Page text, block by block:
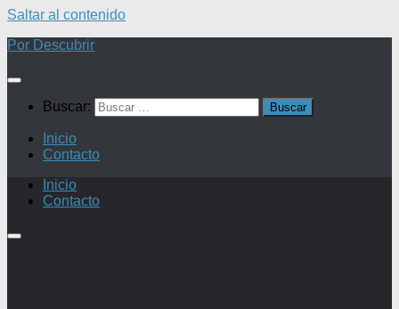
Saltar al contenido
Por Descubrir
Buscar:
Inicio
Contacto
Inicio
Contacto